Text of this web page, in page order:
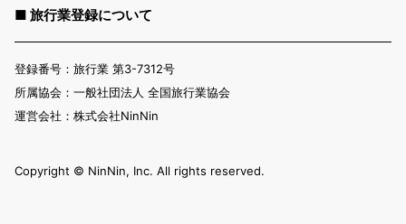
■ 旅行業登録について
登録番号：旅行業 第3-7312号
所属協会：一般社団法人 全国旅行業協会
運営会社：株式会社NinNin
Copyright ©︎ NinNin, Inc. All rights reserved.